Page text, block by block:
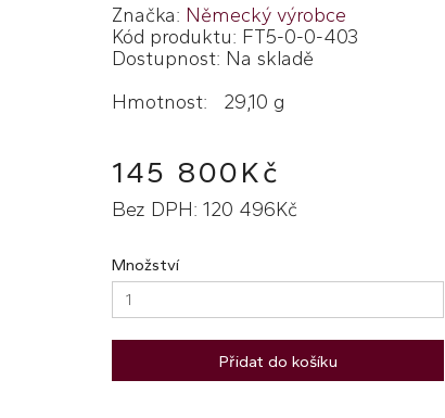
Značka: Německý výrobce
Kód produktu: FT5-0-0-403
Dostupnost: Na skladě
Hmotnost: 29,10 g
145 800Kč
Bez DPH: 120 496Kč
Množství
Přidat do košíku